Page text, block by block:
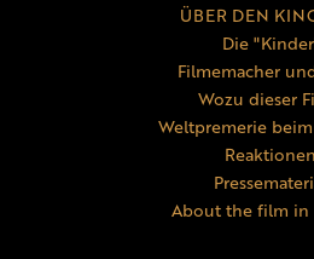
ÜBER DEN
Die
Filmemacher
Wozu dieser
Weltpremerie
Reaktionen
About the film in